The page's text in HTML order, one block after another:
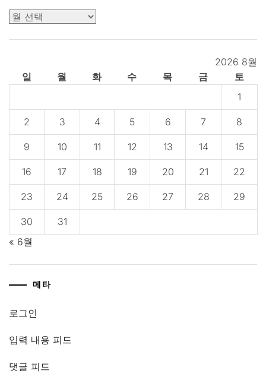
보
2026 8월
일
월 화 수 목 금
토
1
2 3 4 5 6 7 8
9 10 11 12 13 14 15
16 17 18 19 20 21 22
23 24 25 26 27 28 29
30
31
« 6월
메타
로그인
입력 내용 피드
댓글 피드